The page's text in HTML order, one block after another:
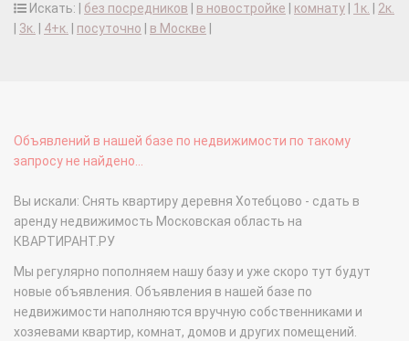
Искать: | без посредников в новостройке комнату 1к.
2к.
3к. 4+к. посуточно в Москве
Объявлений в нашей базе по недвижимости по такому
запросу не найдено...
Вы искали: Снять квартиру деревня Хотебцово - сдать в
аренду недвижимость Московская область на
КВАРТИРАНТ.РУ
Мы регулярно пополняем нашу базу и уже скоро тут будут
новые объявления. Объявления в нашей базе по
недвижимости наполняются вручную собственниками и
хозяевами квартир, комнат, домов и других помещений.